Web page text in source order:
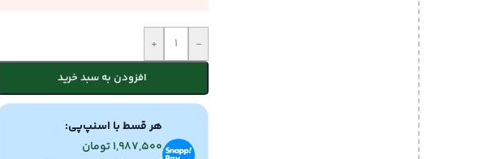
-
+
افزودن به سبد خرید
هر قسط با اسنپ‌پی:
1,987,500تومان